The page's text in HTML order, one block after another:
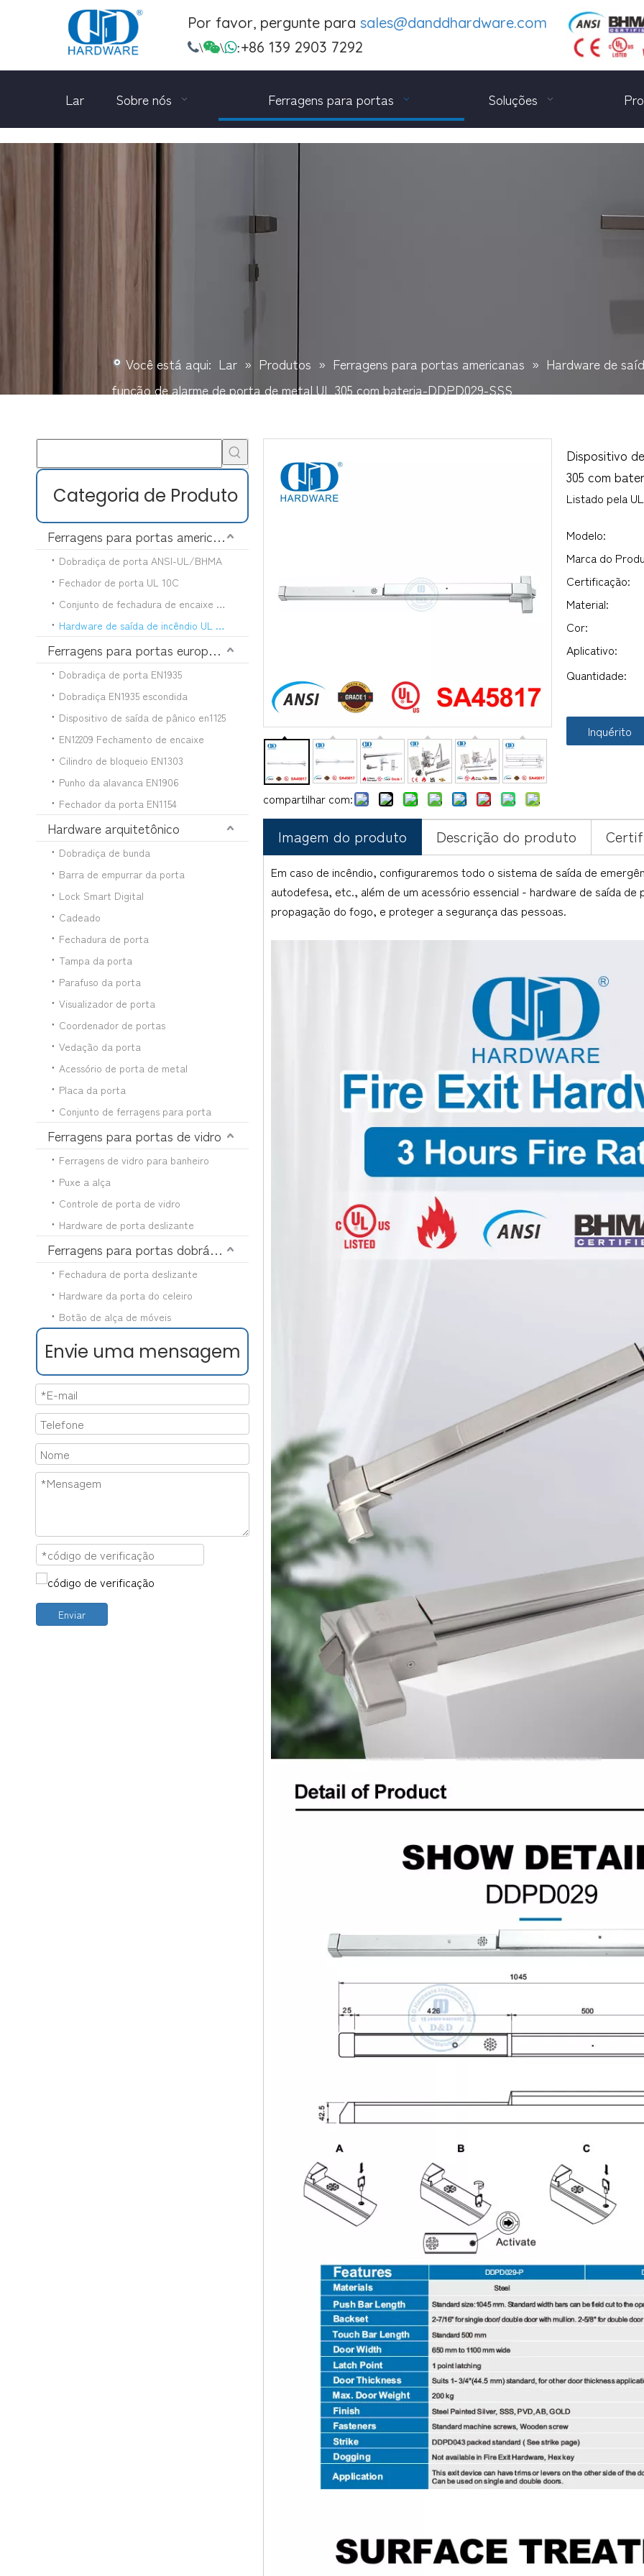
Por favor, pergunte para sales@danddhardware.com
\\:+86 139 2903 7292
Lar Sobre nós Ferragens para portas Soluções
Você está aqui: Lar » Produtos » Ferragens para portas americanas » Hardware de
função de alarme de porta de metal UL 305 com bateria-DDPD029-SSS
Categoria de Produto
Ferragens para portas americanas
Dobradiça de porta ANSI-UL/BHMA
Fechador de porta UL 10C
Conjunto de fechadura de encaixe UL 10C
Hardware de saída de incêndio UL 10C
Ferragens para portas europeias
Dobradiça de porta EN1935
Dobradiça EN1935 escondida
Dispositivo de saída de pânico en1125
EN12209 Fechamento de encaixe
Cilindro de bloqueio EN1303
Punho da alavanca EN1906
Fechador da porta EN1154
Hardware arquitetônico
Dobradiça de bunda
Barra de empurrar da porta
Lock Smart Digital
Cadeado
Fechadura de porta
Tampa da porta
Parafuso da porta
Visualizador de porta
Coordenador de portas
Vedação da porta
Acessório de porta de metal
Placa da porta
Conjunto de ferragens para porta
Ferragens para portas de vidro
Ferragens de vidro para banheiro
Puxe a alça
Controle de porta de vidro
Hardware de porta deslizante
Ferragens para portas dobráveis
Fechadura de porta deslizante
Hardware da porta do celeiro
Botão de alça de móveis
Envie uma mensagem
Enviar
compartilhar com:
Dispositivo
305 com
Listado pela
Modelo:
Marca do
Certificação:
Material:
Cor:
Aplicativo:
Quantidade:
Inquérito
Imagem do produto Descrição do produto
Em caso de incêndio, configuraremos todo o sistema de saída de
autodefesa, etc., além de um acessório essencial - hardware de saída
propagação do fogo, e proteger a segurança das pessoas.